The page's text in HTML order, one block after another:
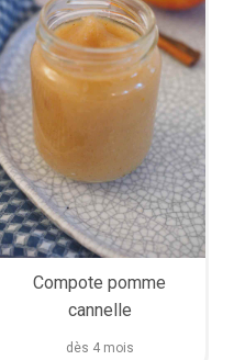
Compote pomme
cannelle
dès 4 mois